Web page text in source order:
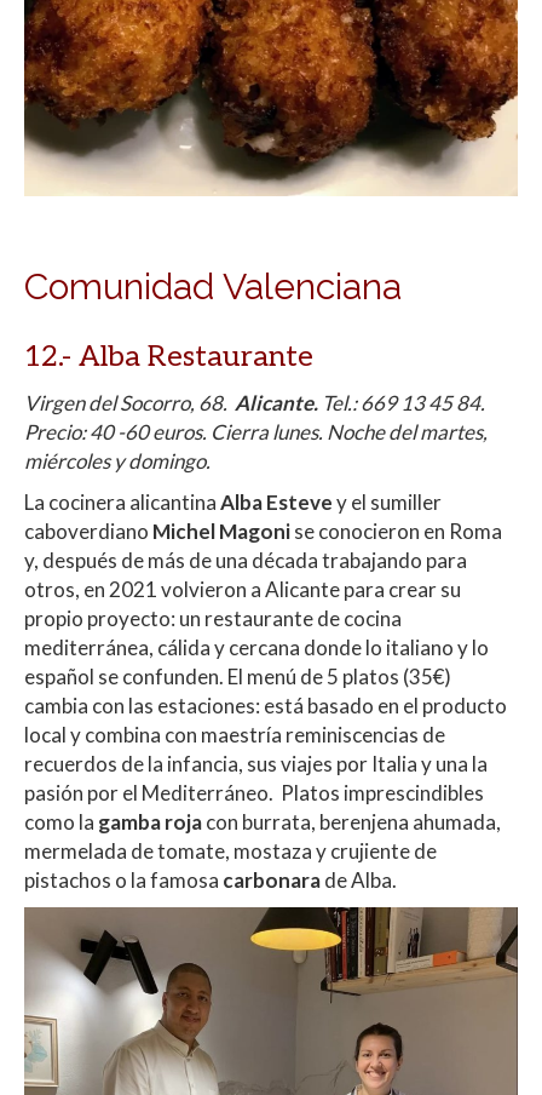
Comunidad Valenciana
12.- Alba Restaurante
Virgen del Socorro, 68. Alicante. Tel.: 669 13 45 84.
Precio: 40 -60 euros. Cierra lunes. Noche del martes,
miércoles y domingo.
La cocinera alicantinaAlba Estevey el sumiller
caboverdiano Michel Magonise conocieron en Roma
y, después de más de una década trabajando para
otros, en 2021 volvieron a Alicante para crear su
propio proyecto: un restaurante de cocina
mediterránea, cálida y cercana donde lo italiano y lo
español se confunden. El menú de 5 platos (35€)
cambia con las estaciones: está basado en el producto
local y combina con maestría reminiscencias de
recuerdos de la infancia, sus viajes por Italia y una la
pasión por el Mediterráneo. Platos imprescindibles
como la gamba rojacon burrata, berenjena ahumada,
mermelada de tomate, mostaza y crujiente de
pistachos o la famosa carbonarade Alba.